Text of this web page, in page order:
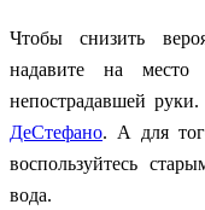
Чтобы снизить
надавите на место
непострадавшей
ДеСтефано. А для
воспользуйтесь
вода.